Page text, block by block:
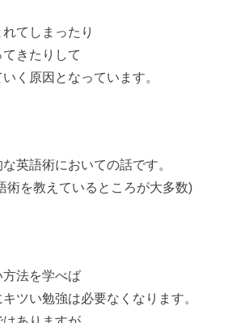
てしまったり
きたりして
く原因となっています。
英語術においての話です。
術を教えているところが大多数)
法を学べば
ツい勉強は必要なくなります。